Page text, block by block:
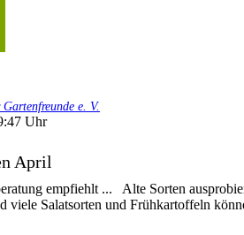
e. V.
Uhr
April
empfiehlt ... Alte Sorten
viele Salatsorten und Frühkartoffeln